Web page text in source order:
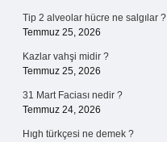
Tip 2 alveolar hücre ne salgılar ?
Temmuz 25, 2026
Kazlar vahşi midir ?
Temmuz 25, 2026
31 Mart Faciası nedir ?
Temmuz 24, 2026
Hıgh türkçesi ne demek ?